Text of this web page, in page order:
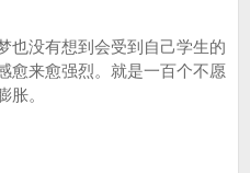
没有想到会受到自己学生的
愈来愈强烈。就是一百个不愿
胀。